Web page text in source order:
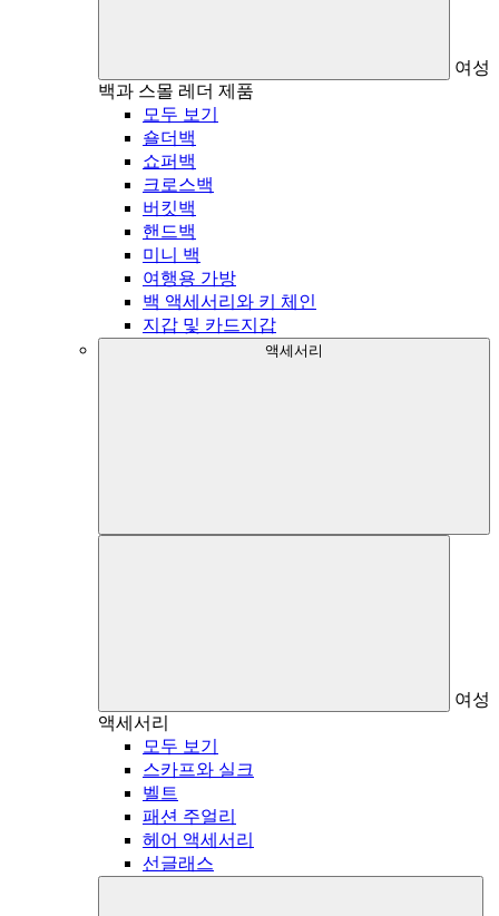
여성
백과 스몰 레더 제품
모두 보기
숄더백
쇼퍼백
크로스백
버킷백
핸드백
미니 백
여행용 가방
백 액세서리와 키 체인
지갑 및 카드지갑
액세서리
여성
액세서리
모두 보기
스카프와 실크
벨트
패션 주얼리
헤어 액세서리
선글래스